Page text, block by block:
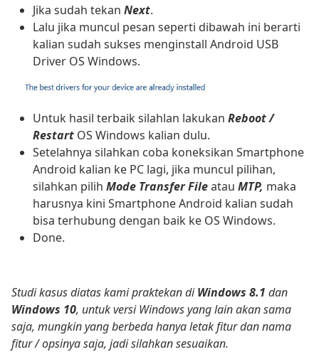
Jika sudah tekan Next.
Lalu jika muncul pesan seperti dibawah ini berarti
kalian sudah sukses menginstall Android USB
Driver OS Windows.
Untuk hasil terbaik silahlan lakukan Reboot /
Restart OS Windows kalian dulu.
Setelahnya silahkan coba koneksikan Smartphone
Android kalian ke PC lagi, jika muncul pilihan,
silahkan pilih Mode Transfer Fileatau MTP, maka
harusnya kini Smartphone Android kalian sudah
bisa terhubung dengan baik ke OS Windows.
Done.
Studi kasus diatas kami praktekan diWindows 8.1 dan
Windows 10, untuk versi Windows yang lain akan sama
saja, mungkin yang berbeda hanya letak fitur dan nama
fitur / opsinya saja, jadi silahkan sesuaikan.